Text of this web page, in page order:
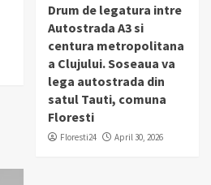
Drum de legatura intre
Autostrada A3 si
centura metropolitana
a Clujului. Soseaua va
lega autostrada din
satul Tauti, comuna
Floresti
Floresti24 April 30, 2026